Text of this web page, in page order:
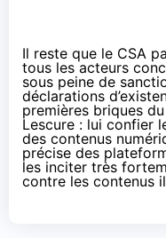
Il reste que le CSA
tous les acteurs
sous peine de
déclarations
premières briques
Lescure : lui confier
des contenus
précise des
les inciter très
contre les contenus